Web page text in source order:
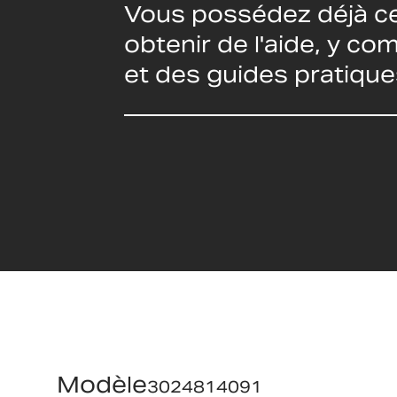
Vous possédez déjà
obtenir de l'aide, y
et des guides
Modèle3024814091